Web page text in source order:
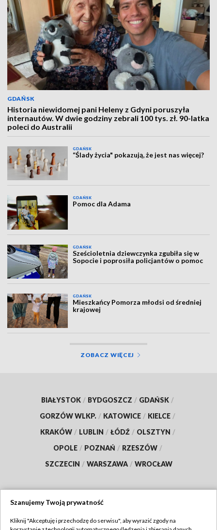
GDAŃSK
Historia niewidomej pani Heleny z Gdyni poruszyła
internautów. W dwie godziny zebrali 100 tys. zł. 90-latka
poleci do Australii
GDAŃSK
“Ślady życia" pokazują, że jest nas więcej?
GDAŃSK
Pomoc dla Adama
GDAŃSK
Sześcioletnia dziewczynka zgubiła się w
Sopocie i poprosiła policjantów o pomoc
GDAŃSK
Mieszkańcy Pomorza młodsi od średniej
krajowej
ZOBACZ WIĘCEJ
BIAŁYSTOK / BYDGOSZCZ / GDAŃSK /
GORZÓW WLKP. / KATOWICE / KIELCE /
KRAKÓW / LUBLIN / ŁÓDŹ / OLSZTYN /
OPOLE / POZNAŃ / RZESZÓW /
SZCZECIN / WARSZAWA / WROCŁAW
Szanujemy Twoją prywatność
Kliknij "Akceptuję i przechodzę do serwisu", aby wyrazić zgody na